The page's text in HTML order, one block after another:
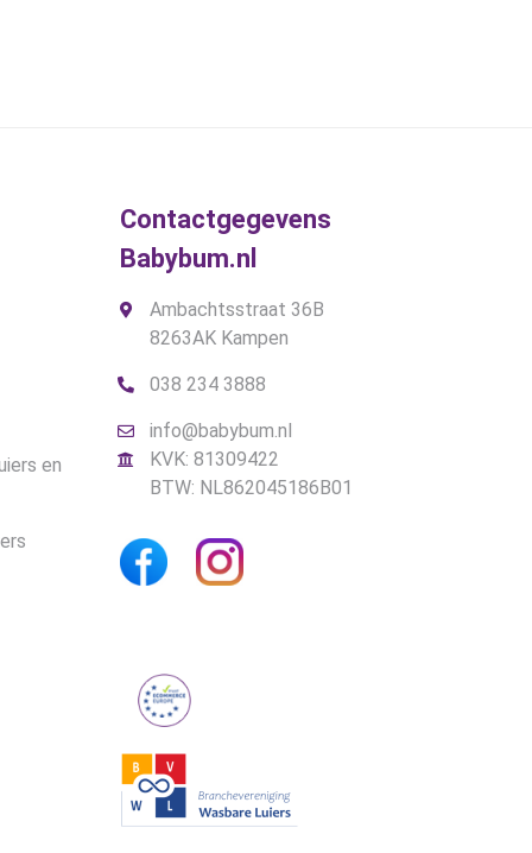
en
Contactgegevens
Babybum.nl
Ambachtsstraat 36B
8263AK Kampen
038 234 3888
info@babybum.nl
KVK: 81309422
BTW: NL862045186B01